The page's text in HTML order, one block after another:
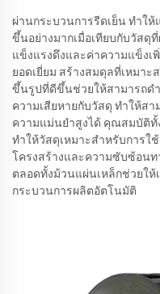
ผ่านกระบวนการรีดเย็น ทำใ
ขึ้นอย่างมากเมื่อเทียบกับวัสดุ
แข็งแรงดึงและค่าความแข็งเ
ยอดเยี่ยม สร้างสมดุลที่เหมา
ขึ้นรูปที่ดีขึ้นช่วยให้สามารถด
ความเสียหายกับวัสดุ ทำให้ส
ความแม่นยำสูงได้ คุณสมบัติ
ทำให้วัสดุเหมาะสำหรับการใ
โครงสร้างและความซับซ้อน
ตลอดทั้งม้วนแผ่นเหล็กช่วยให้
กระบวนการผลิตอัตโนมัติ